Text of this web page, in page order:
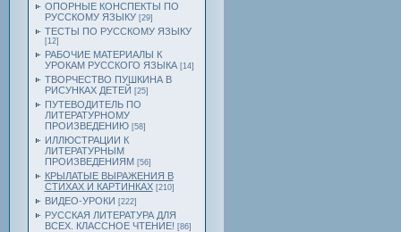
ОПОРНЫЕ КОНСПЕКТЫ ПО
РУССКОМУ ЯЗЫКУ [29]
ТЕСТЫ ПО РУССКОМУ ЯЗЫКУ
[12]
РАБОЧИЕ МАТЕРИАЛЫ К
УРОКАМ РУССКОГО ЯЗЫКА [14]
ТВОРЧЕСТВО ПУШКИНА В
РИСУНКАХ ДЕТЕЙ [25]
ПУТЕВОДИТЕЛЬ ПО
ЛИТЕРАТУРНОМУ
ПРОИЗВЕДЕНИЮ [58]
ИЛЛЮСТРАЦИИ К
ЛИТЕРАТУРНЫМ
ПРОИЗВЕДЕНИЯМ [56]
КРЫЛАТЫЕ ВЫРАЖЕНИЯ В
СТИХАХ И КАРТИНКАХ [210]
ВИДЕО-УРОКИ [222]
РУССКАЯ ЛИТЕРАТУРА ДЛЯ
ВСЕХ. КЛАССНОЕ ЧТЕНИЕ! [86]